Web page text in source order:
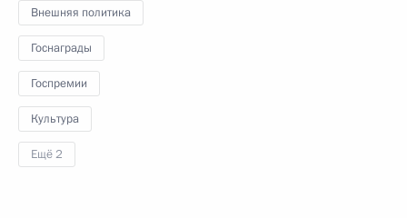
Внешняя политика
Госнаграды
Госпремии
Культура
Ещё 2